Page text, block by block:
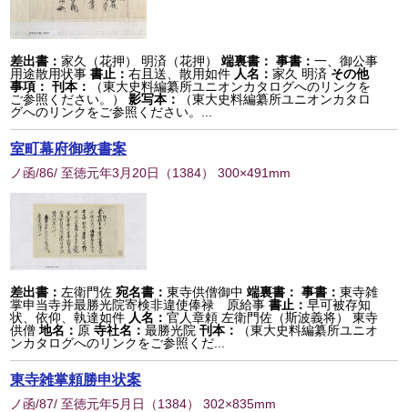
差出書：家久（花押） 明済（花押） 端裏書： 事書：一、御公事
用途散用状事 書止：右且送、散用如件 人名：家久 明済 その他
事項： 刊本：
（東大史料編纂所ユニオンカタログへのリンクを
ご参照ください。）
影写本：
（東大史料編纂所ユニオンカタロ
グへのリンクをご参照ください。...
室町幕府御教書案
ノ函/86/ 至徳元年3月20日 （1384） 300×491mm
差出書： 左衛門佐 宛名書：東寺供僧御中 端裏書： 事書：東寺雑
掌申当寺并最勝光院寄検非違使俸禄 原給事 書止：早可被存知
状、依仰、執達如件 人名：官人章頼 左衛門佐（斯波義将） 東寺
供僧 地名： 原 寺社名：最勝光院 刊本：
（東大史料編纂所ユニオ
ンカタログへのリンクをご参照くだ...
東寺雑掌頼勝申状案
ノ函/87/ 至徳元年5月日 （1384） 302×835mm